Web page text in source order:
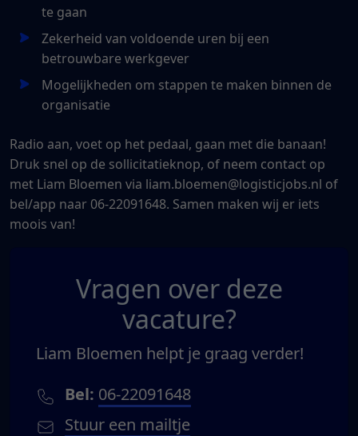
te gaan
Zekerheid van voldoende uren bij een
betrouwbare werkgever
Mogelijkheden om stappen te maken binnen de
organisatie
Radio aan, voet op het pedaal, gaan met die banaan!
Druk snel op de sollicitatieknop, of neem contact op
met Liam Bloemen via liam.bloemen@logisticjobs.nl of
bel/app naar 06-22091648. Samen maken wij er iets
moois van!
Vragen over deze
vacature?
Liam Bloemen helpt je graag verder!
Bel: 06-22091648
Stuur een mailtje